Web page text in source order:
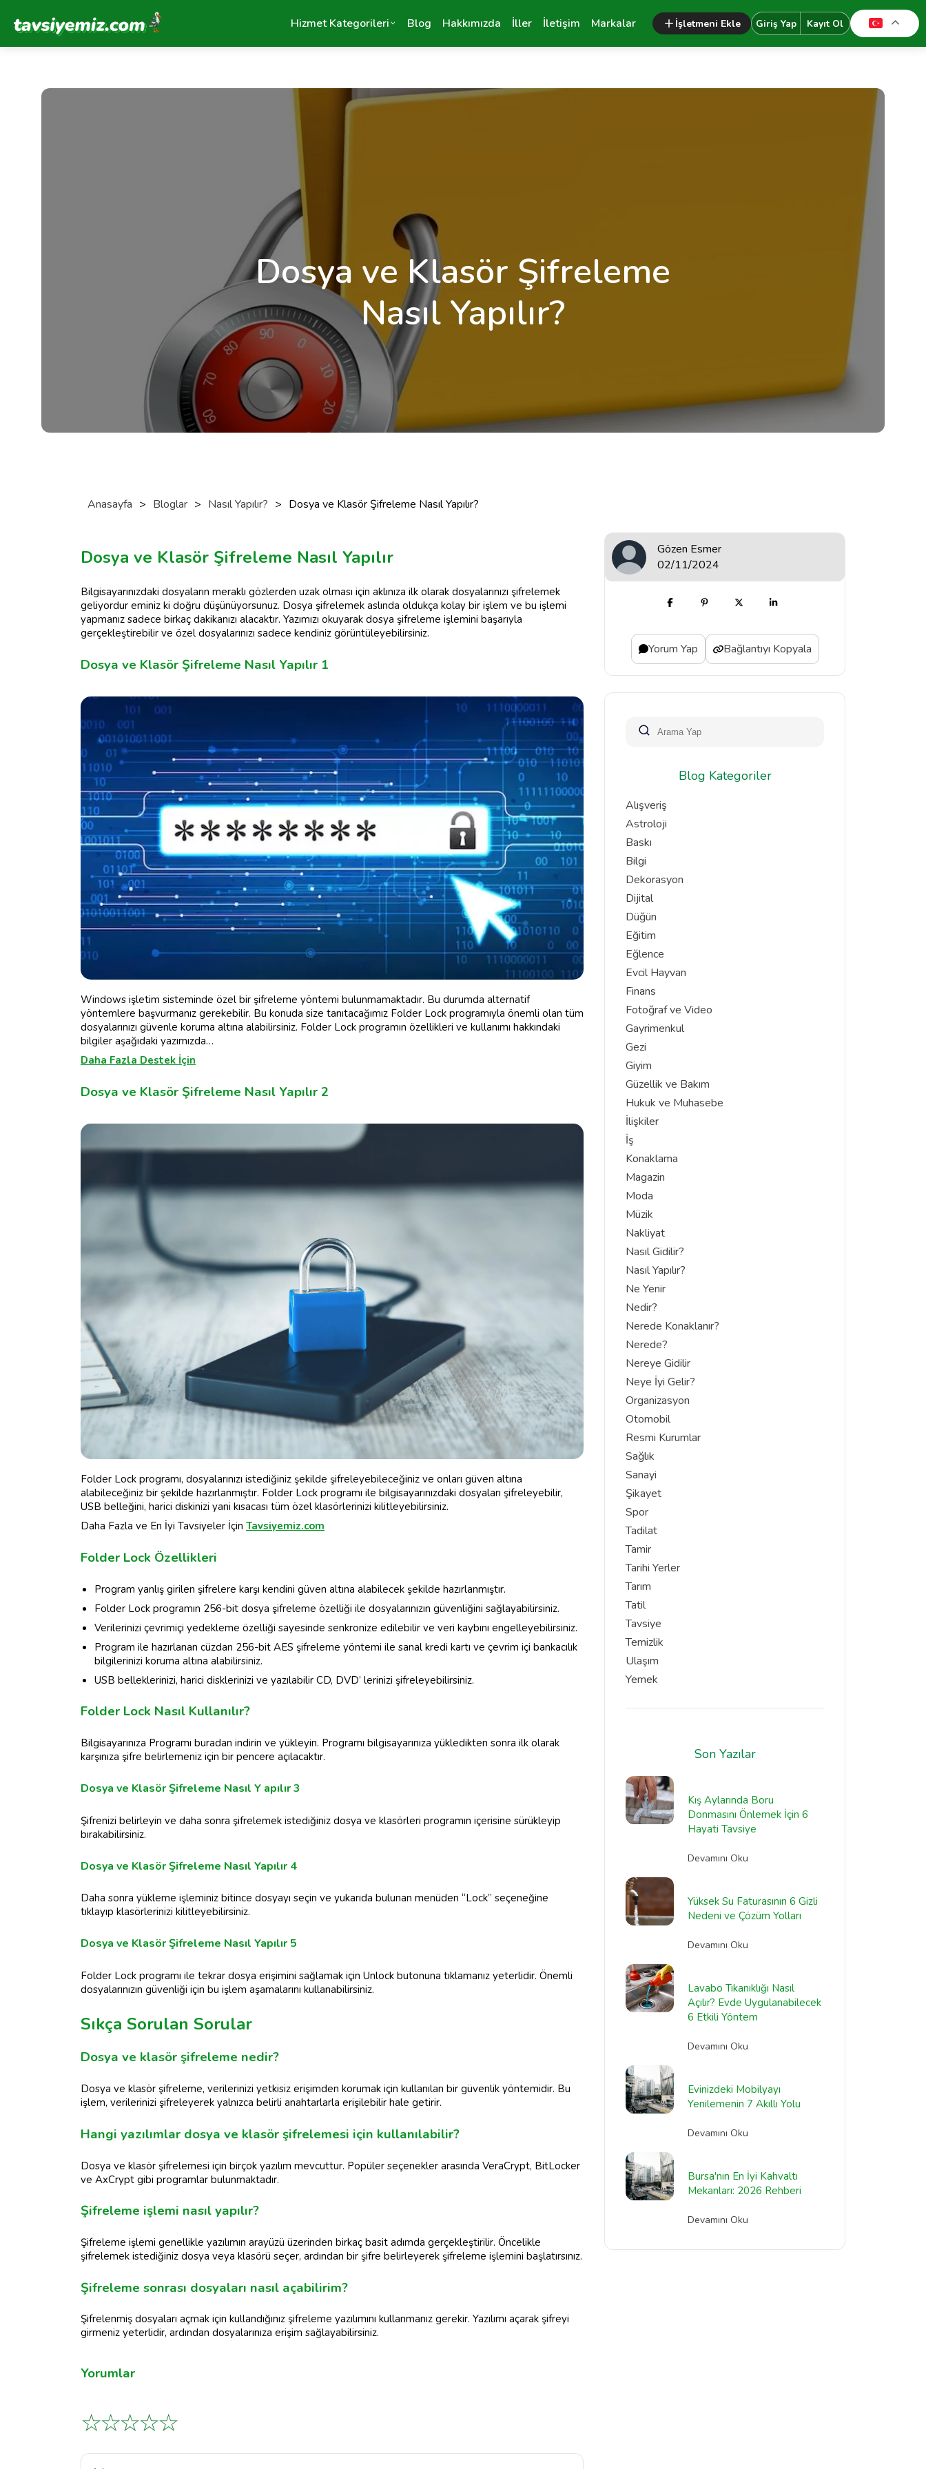
Tavsiyemiz Anasayfa Hizmet Kategorileri Blog Hakkımızda İller İletişim Markalar İşletmeni Ekle Giriş Yap Kayıt Ol
Dosya ve Klasör Şifreleme
Nasıl Yapılır?
Anasayfa > Bloglar > Nasıl Yapılır? > Dosya ve Klasör Şifreleme Nasıl Yapılır?
Dosya ve Klasör Şifreleme Nasıl Yapılır
Bilgisayarınızdaki dosyaların meraklı gözlerden uzak olması için aklınıza ilk olarak dosyalarınızı şifrelemek
geliyordur eminiz ki doğru düşünüyorsunuz. Dosya şifrelemek aslında oldukça kolay bir işlem ve bu işlemi
yapmanız sadece birkaç dakikanızı alacaktır. Yazımızı okuyarak dosya şifreleme işlemini başarıyla
gerçekleştirebilir ve özel dosyalarınızı sadece kendiniz görüntüleyebilirsiniz.
Dosya ve Klasör Şifreleme Nasıl Yapılır 1
Windows işletim sisteminde özel bir şifreleme yöntemi bulunmamaktadır. Bu durumda alternatif
yöntemlere başvurmanız gerekebilir. Bu konuda size tanıtacağımız Folder Lock programıyla önemli olan tüm
dosyalarınızı güvenle koruma altına alabilirsiniz. Folder Lock programın özellikleri ve kullanımı hakkındaki
bilgiler aşağıdaki yazımızda…
Daha Fazla Destek İçin
Dosya ve Klasör Şifreleme Nasıl Yapılır 2
Folder Lock programı, dosyalarınızı istediğiniz şekilde şifreleyebileceğiniz ve onları güven altına
alabileceğiniz bir şekilde hazırlanmıştır. Folder Lock programı ile bilgisayarınızdaki dosyaları şifreleyebilir,
USB belleğini, harici diskinizi yani kısacası tüm özel klasörlerinizi kilitleyebilirsiniz.
Daha Fazla ve En İyi Tavsiyeler İçin Tavsiyemiz.com
Folder Lock Özellikleri
Program yanlış girilen şifrelere karşı kendini güven altına alabilecek şekilde hazırlanmıştır.
Folder Lock programın 256-bit dosya şifreleme özelliği ile dosyalarınızın güvenliğini sağlayabilirsiniz.
Verilerinizi çevrimiçi yedekleme özelliği sayesinde senkronize edilebilir ve veri kaybını engelleyebilirsiniz.
Program ile hazırlanan cüzdan 256-bit AES şifreleme yöntemi ile sanal kredi kartı ve çevrim içi bankacılık
bilgilerinizi koruma altına alabilirsiniz.
USB belleklerinizi, harici disklerinizi ve yazılabilir CD, DVD’ lerinizi şifreleyebilirsiniz.
Folder Lock Nasıl Kullanılır?
Bilgisayarınıza Programı buradan indirin ve yükleyin. Programı bilgisayarınıza yükledikten sonra ilk olarak
karşınıza şifre belirlemeniz için bir pencere açılacaktır.
Dosya ve Klasör Şifreleme Nasıl Y apılır 3
Şifrenizi belirleyin ve daha sonra şifrelemek istediğiniz dosya ve klasörleri programın içerisine sürükleyip
bırakabilirsiniz.
Dosya ve Klasör Şifreleme Nasıl Yapılır 4
Daha sonra yükleme işleminiz bitince dosyayı seçin ve yukarıda bulunan menüden “Lock” seçeneğine
tıklayıp klasörlerinizi kilitleyebilirsiniz.
Dosya ve Klasör Şifreleme Nasıl Yapılır 5
Folder Lock programı ile tekrar dosya erişimini sağlamak için Unlock butonuna tıklamanız yeterlidir. Önemli
dosyalarınızın güvenliği için bu işlem aşamalarını kullanabilirsiniz.
Sıkça Sorulan Sorular
Dosya ve klasör şifreleme nedir?
Dosya ve klasör şifreleme, verilerinizi yetkisiz erişimden korumak için kullanılan bir güvenlik yöntemidir. Bu
işlem, verilerinizi şifreleyerek yalnızca belirli anahtarlarla erişilebilir hale getirir.
Hangi yazılımlar dosya ve klasör şifrelemesi için kullanılabilir?
Dosya ve klasör şifrelemesi için birçok yazılım mevcuttur. Popüler seçenekler arasında VeraCrypt, BitLocker
ve AxCrypt gibi programlar bulunmaktadır.
Şifreleme işlemi nasıl yapılır?
Şifreleme işlemi genellikle yazılımın arayüzü üzerinden birkaç basit adımda gerçekleştirilir. Öncelikle
şifrelemek istediğiniz dosya veya klasörü seçer, ardından bir şifre belirleyerek şifreleme işlemini başlatırsınız.
Şifreleme sonrası dosyaları nasıl açabilirim?
Şifrelenmiş dosyaları açmak için kullandığınız şifreleme yazılımını kullanmanız gerekir. Yazılımı açarak şifreyi
girmeniz yeterlidir, ardından dosyalarınıza erişim sağlayabilirsiniz.
Yorumlar
☆
☆
☆
☆
☆
Gözen Esmer
02/11/2024
Yorum Yap Bağlantıyı Kopyala
Blog Kategoriler
Alışveriş
Astroloji
Baskı
Bilgi
Dekorasyon
Dijital
Düğün
Eğitim
Eğlence
Evcil Hayvan
Finans
Fotoğraf ve Video
Gayrimenkul
Gezi
Giyim
Güzellik ve Bakım
Hukuk ve Muhasebe
İlişkiler
İş
Konaklama
Magazin
Moda
Müzik
Nakliyat
Nasıl Gidilir?
Nasıl Yapılır?
Ne Yenir
Nedir?
Nerede Konaklanır?
Nerede?
Nereye Gidilir
Neye İyi Gelir?
Organizasyon
Otomobil
Resmi Kurumlar
Sağlık
Sanayi
Şikayet
Spor
Tadilat
Tamir
Tarihi Yerler
Tarım
Tatil
Tavsiye
Temizlik
Ulaşım
Yemek
Son Yazılar
Kış Aylarında Boru
Donmasını Önlemek İçin 6
Hayati Tavsiye
Devamını Oku
Yüksek Su Faturasının 6 Gizli
Nedeni ve Çözüm Yolları
Devamını Oku
Lavabo Tıkanıklığı Nasıl
Açılır? Evde Uygulanabilecek
6 Etkili Yöntem
Devamını Oku
Evinizdeki Mobilyayı
Yenilemenin 7 Akıllı Yolu
Devamını Oku
Bursa'nın En İyi Kahvaltı
Mekanları: 2026 Rehberi
Devamını Oku